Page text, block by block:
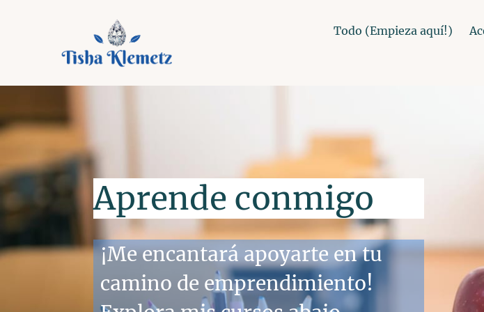
Todo (Empieza aquí!)
Aprende conmigo
¡Me encantará apoyarte en tu
camino de emprendimiento!